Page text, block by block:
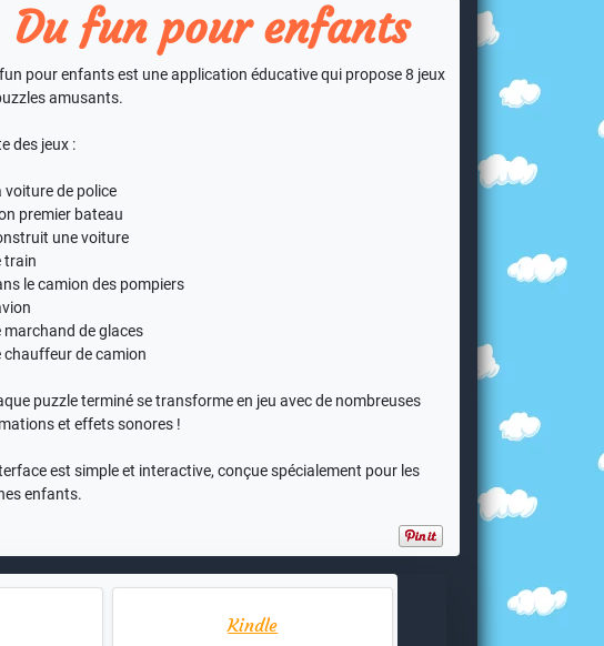
Du fun pour enfants
pour enfants est une application éducative qui propose 8 jeux
amusants.
des jeux :
voiture de police
premier bateau
une voiture
train
le camion des pompiers
marchand de glaces
chauffeur de camion
puzzle terminé se transforme en jeu avec de nombreuses
et effets sonores !
est simple et interactive, conçue spécialement pour les
enfants.
Kindle